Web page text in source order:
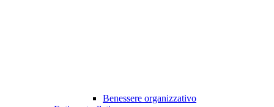
Benessere organizzativo